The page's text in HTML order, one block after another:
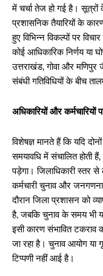
में चर्चा तेज हो गई है।
प्रशासनिक तैयारियों के
हुए विभिन्न विकल्पों पर
कोई आधिकारिक निर्णय या
उत्तराखंड, गोवा और
संबंधी गतिविधियों के बीच
अधिकारियों और कर्मचारियों
विशेषज्ञ मानते हैं कि यदि
समयावधि में संचालित होती
पड़ेगा। जिलाधिकारी स्तर
कर्मचारी चुनाव और
दौरान जिला प्रशासन को
है, जबकि चुनाव के समय भी
इसी कारण संभावित टकराव
जा रहा है। चुनाव आयोग
टिप्पणी नहीं आई है।